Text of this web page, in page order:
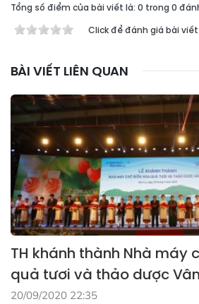
Tổng số điểm của bài viết là: 0 trong 0
Click để đánh giá bài viết
BÀI VIẾT LIÊN QUAN
TH khánh thành Nhà máy
quả tươi và thảo dược
20/09/2020 22:35